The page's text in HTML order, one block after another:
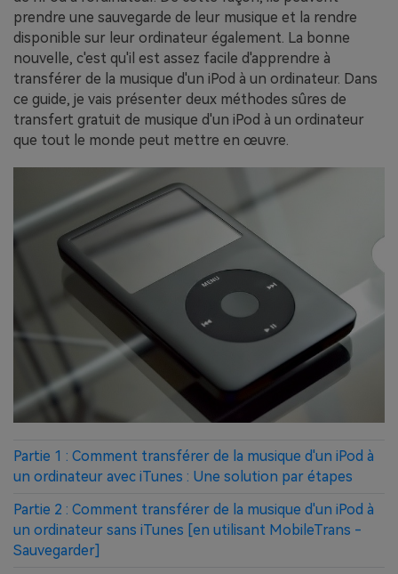
prendre une sauvegarde de leur musique et la rendre
disponible sur leur ordinateur également. La bonne
nouvelle, c'est qu'il est assez facile d'apprendre à
transférer de la musique d'un iPod à un ordinateur. Dans
ce guide, je vais présenter deux méthodes sûres de
transfert gratuit de musique d'un iPod à un ordinateur
que tout le monde peut mettre en œuvre.
Partie 1 : Comment transférer de la musique d'un iPod à
un ordinateur avec iTunes : Une solution par étapes
Partie 2 : Comment transférer de la musique d'un iPod à
un ordinateur sans iTunes [en utilisant MobileTrans -
Sauvegarder]